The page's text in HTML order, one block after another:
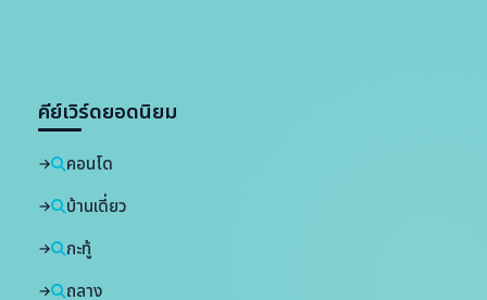
คีย์เวิร์ดยอดนิยม
คอนโด
บ้านเดี่ยว
กะทู้
ถลาง